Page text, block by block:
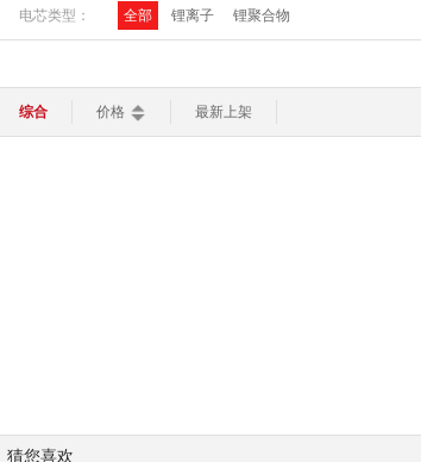
电芯类型： 全部 锂离子 锂聚合物
外壳材质： 全部 塑料 合金
综合 价格 最新上架
猜您喜欢